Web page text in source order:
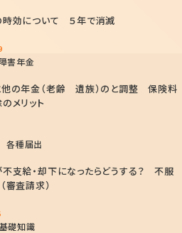
時効について ５年で消滅
害年金
他の年金（老齢 遺族）のと調整 保険料
メリット
各種届出
支給・却下になったらどうする？ 不服
審査請求）
礎知識